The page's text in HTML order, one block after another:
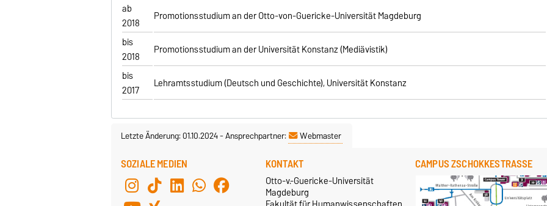
ab
2018
Promotionsstudium an der Otto-von-Guericke-Universität Magdeburg
bis
2018
Promotionsstudium an der Universität Konstanz (Mediävistik)
bis
2017
Lehramtsstudium (Deutsch und Geschichte), Universität Konstanz
Letzte Änderung: 01.10.2024-Ansprechpartner: Webmaster
SOZIALE MEDIEN KONTAKT
Otto-v.-Guericke-Universität
Magdeburg
CAMPUS ZSCHOKKESTRASSE